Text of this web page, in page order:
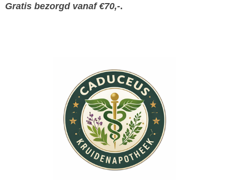
Gratis bezorgd vanaf €70,-.